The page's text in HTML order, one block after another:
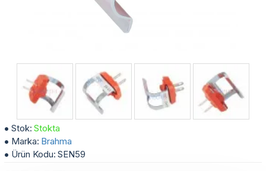
Stok: Stokta
Marka: Brahma
Ürün Kodu: SEN59